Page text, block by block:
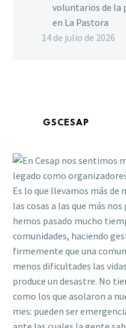
voluntarios de la
en La Pastora
14 de julio de 2026
GSCESAP